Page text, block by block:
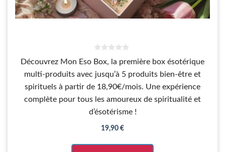
s
u
r
Découvrez Mon Eso Box, la première box ésotérique
multi-produits avec jusqu’à 5 produits bien-être et
spirituels à partir de 18,90€/mois. Une expérience
complète pour tous les amoureux de spiritualité et
d’ésotérisme !
19,90 €